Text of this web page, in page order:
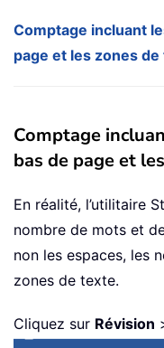
Comptage incluant
page et les zones
Comptage
bas de page et
En réalité, l’utilitaire
nombre de mots et
non les espaces, les
zones de texte.
Cliquez sur Révision